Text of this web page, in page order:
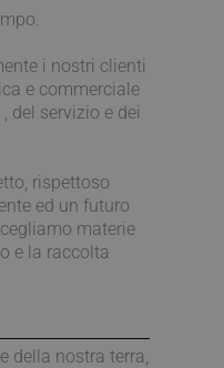
i nostri clienti
e commerciale
del servizio e dei
rispettoso
ed un futuro
materie
e la raccolta
della nostra terra,